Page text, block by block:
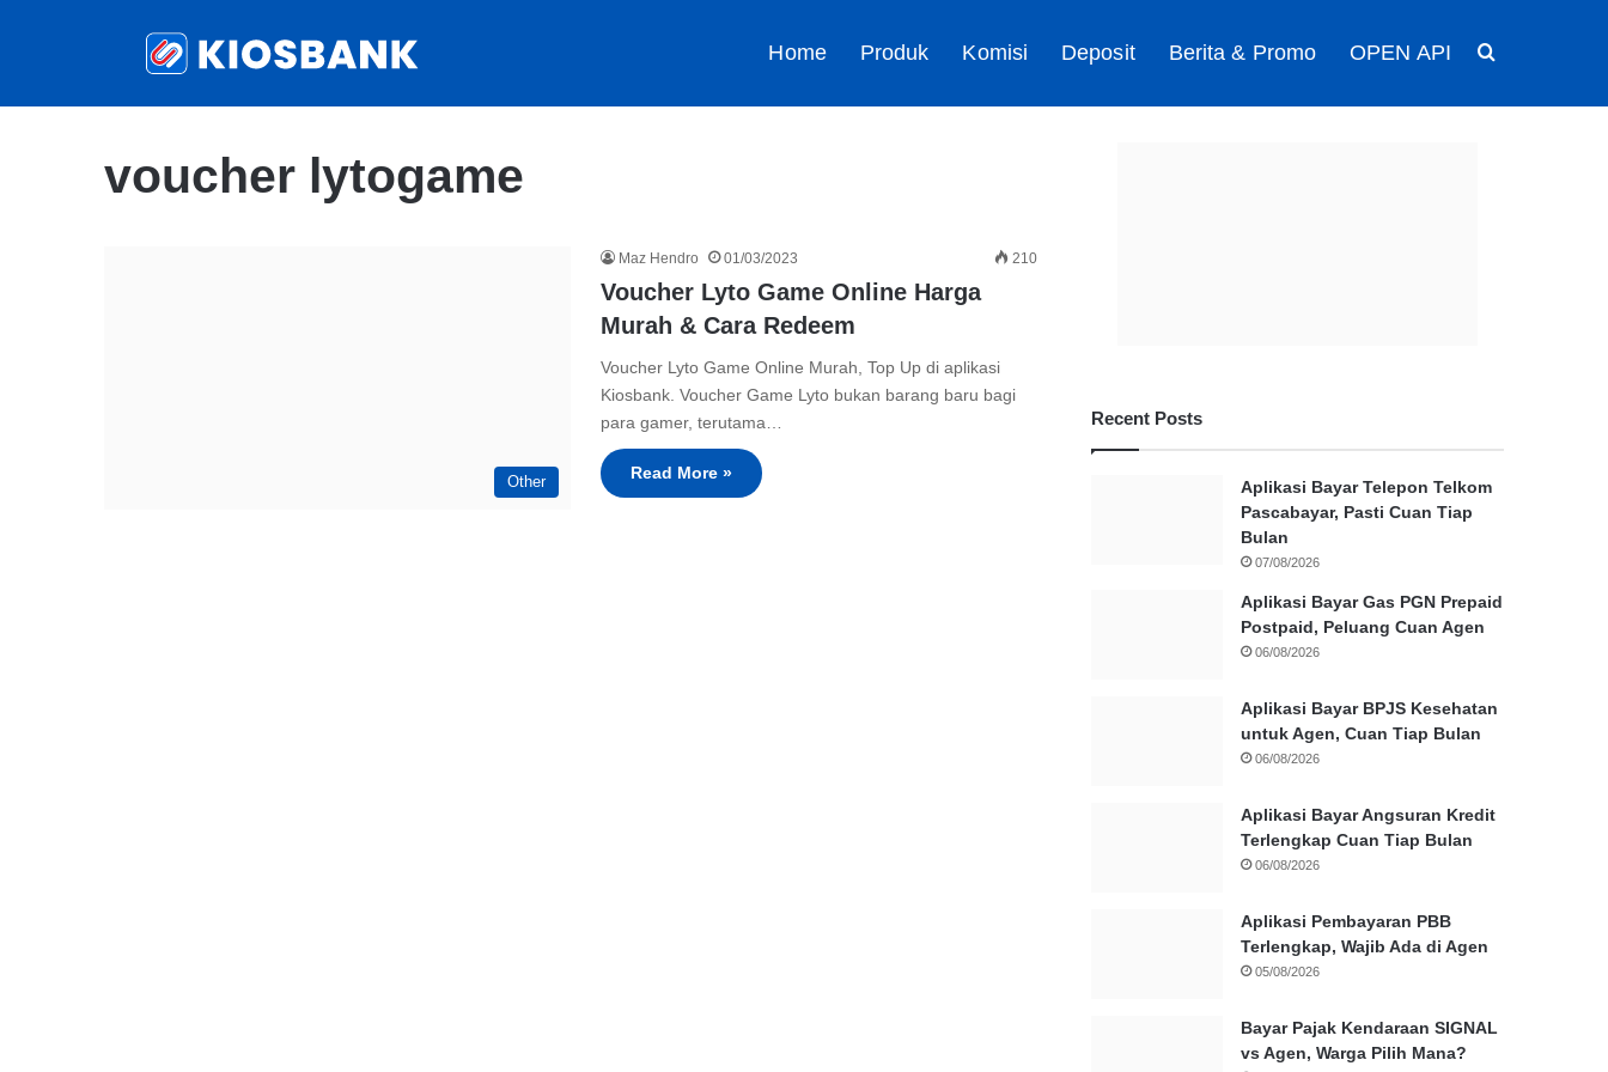
Home Produk Komisi Deposit Berita & Promo OPEN API
voucher lytogame
Other
Maz Hendro 01/03/2023 210
Voucher Lyto Game Online Harga
Murah & Cara Redeem
Voucher Lyto Game Online Murah, Top Up di aplikasi
Kiosbank. Voucher Game Lyto bukan barang baru bagi
para gamer, terutama…
Read More »
Recent Posts
Aplikasi Bayar Telepon Telkom
Pascabayar, Pasti Cuan Tiap
Bulan
07/08/2026
Aplikasi Bayar Gas PGN Prepaid
Postpaid, Peluang Cuan Agen
06/08/2026
Aplikasi Bayar BPJS Kesehatan
untuk Agen, Cuan Tiap Bulan
06/08/2026
Aplikasi Bayar Angsuran Kredit
Terlengkap Cuan Tiap Bulan
06/08/2026
Aplikasi Pembayaran PBB
Terlengkap, Wajib Ada di Agen
05/08/2026
Bayar Pajak Kendaraan SIGNAL
vs Agen, Warga Pilih Mana?